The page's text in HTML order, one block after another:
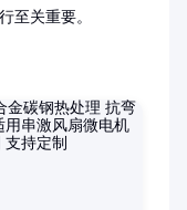
至关重要。